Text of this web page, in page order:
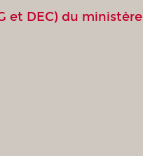
et DEC) du ministère